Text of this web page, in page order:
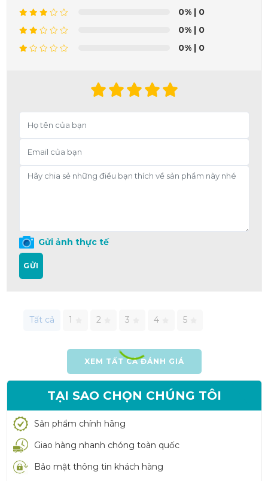
0% | 0
0% | 0
0% | 0
Gửi ảnh thực tế
GỬI
Tất cả 1 2 3 4 5
XEM TẤT CẢ ĐÁNH GIÁ
TẠI SAO CHỌN CHÚNG TÔI
Sản phẩm chính hãng
Giao hàng nhanh chóng toàn quốc
Bảo mật thông tin khách hàng